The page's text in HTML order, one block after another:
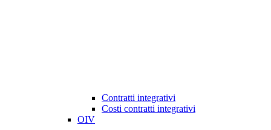
Contratti integrativi
Costi contratti integrativi
OIV